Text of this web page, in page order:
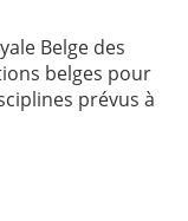
Belge des
belges pour
prévus à